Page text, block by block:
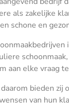
als zakelijke
schone en
aan elke vraag
bieden zij
van hun